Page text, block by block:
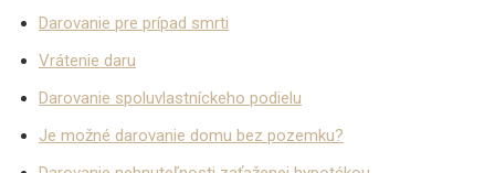
Darovanie pre prípad smrti
Vrátenie daru
Darovanie spoluvlastníckeho podielu
Je možné darovanie domu bez pozemku?